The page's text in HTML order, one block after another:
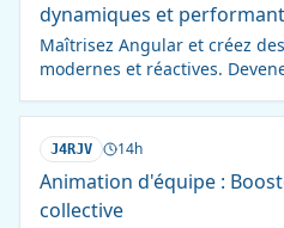
dynamiques et
Maîtrisez Angular et créez
modernes et réactives.
J4RJV 14h
Animation d'équipe :
collective